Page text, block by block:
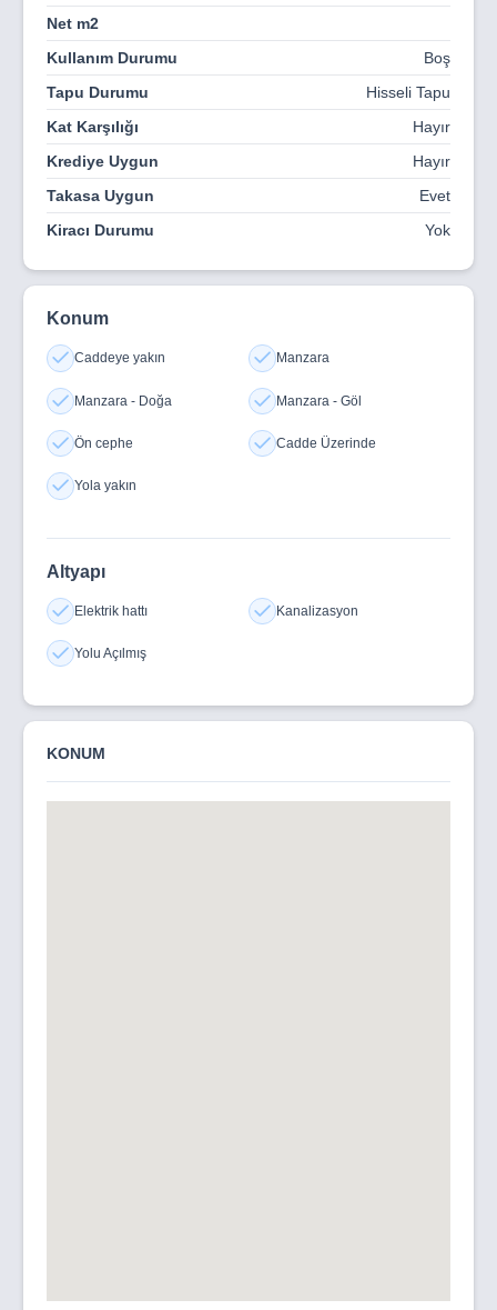
Develi – Kayseri – Maraş ana yoluna cepheli
Toplam 526 metre ana yol cephesi
Arazilerin önünden geçmekte olup yol2
şeritlidir.
Planlama ve Çevre Özellikleri
Tüm parseller1/25.000 ölçekli nazım imar planı
içerisinde
yer almaktadır
Gümüşören Barajı’na yaklaşık2 km
Erciyes Dağı ve kayak merkezlerine
Erciyes Bahçeçik Ovası sınırları içerisindedir
Kayseri Havalimanı ’na yaklaşık50 km
farklı kullanım alternatiflerine uygun, ulaşımı kolay bir arazi
bütünüdür.
Detaylı bilgi, parsel krokileri ve yer gösterimi için lütfen
Net m2
Kullanım Durumu
Boş
Tapu Durumu
Hisseli Tapu
Kat Karşılığı
Hayır
Krediye Uygun
Hayır
Takasa Uygun
Evet
Kiracı Durumu
Yok
Konum
Caddeye yakın Manzara
Manzara - Doğa Manzara - Göl
Ön cephe Cadde Üzerinde
Yola yakın
Altyapı
Elektrik hattı Kanalizasyon
Yolu Açılmış
KONUM